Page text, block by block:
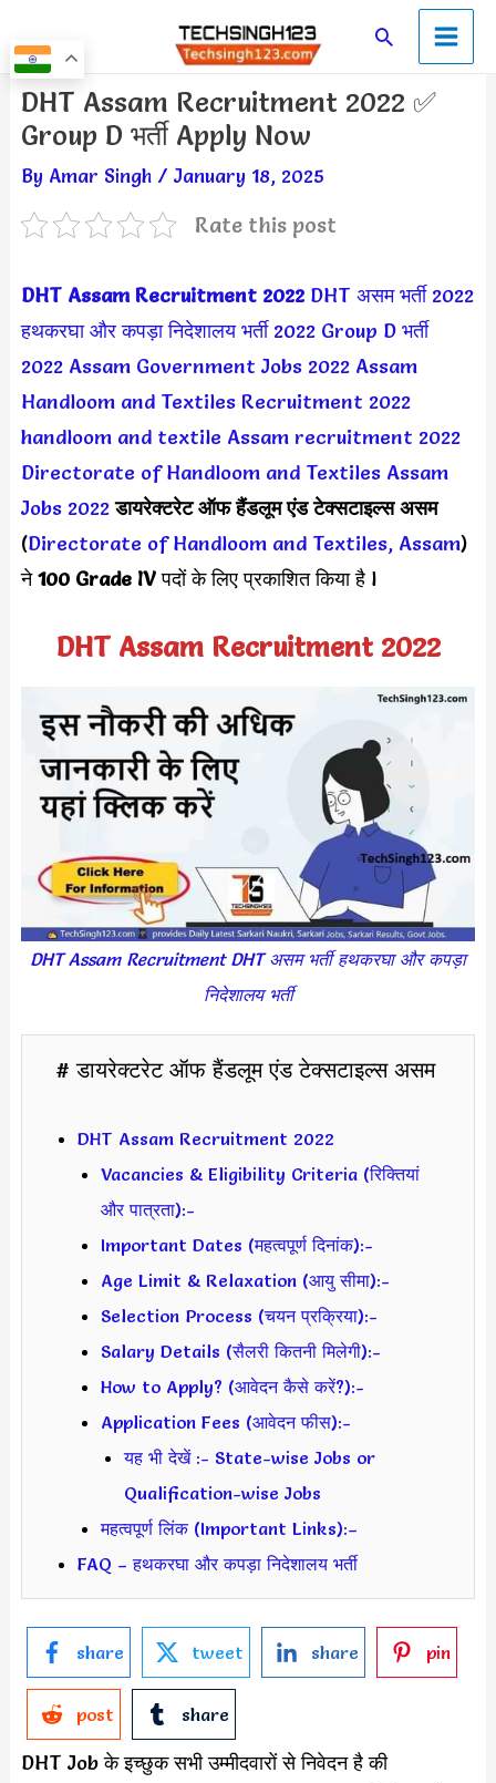
to
content
SearchMain
Menu
DHT Assam Recruitment 2022 ✅
Group D भर्ती Apply Now
By Amar Singh / January 18, 2025
Rate this post
DHT Assam Recruitment 2022 DHT असम भर्ती 2022
हथकरघा और कपड़ा निदेशालय भर्ती 2022 Group D भर्ती
2022 Assam Government Jobs 2022 Assam
Handloom and Textiles Recruitment 2022
handloom and textile Assam recruitment 2022
Directorate of Handloom and Textiles Assam
Jobs 2022 डायरेक्टरेट ऑफ हैंडलूम एंड टेक्सटाइल्स असम
(Directorate of Handloom and Textiles, Assam)
ने100 Grade IVपदों के लिए प्रकाशित किया है l
DHT Assam Recruitment 2022
DHT Assam Recruitment DHT असम भर्ती हथकरघा और कपड़ा
निदेशालय भर्ती
# डायरेक्टरेट ऑफ हैंडलूम एंड टेक्सटाइल्स असम
DHT Assam Recruitment 2022
Vacancies & Eligibility Criteria (रिक्तियां
और पात्रता):-
Important Dates (महत्वपूर्ण दिनांक):-
Age Limit & Relaxation (आयु सीमा):-
Selection Process (चयन प्रक्रिया):-
Salary Details (सैलरी कितनी मिलेगी):-
How to Apply? (आवेदन कैसे करें?):-
Application Fees (आवेदन फीस):-
यह भी देखें :- State-wise Jobs or
Qualification-wise Jobs
महत्वपूर्ण लिंक (Important Links):–
FAQ – हथकरघा और कपड़ा निदेशालय भर्ती
share tweet share pin
post share
DHT Job के इच्छुक सभी उम्मीदवारों से निवेदन है की
Post
navigation